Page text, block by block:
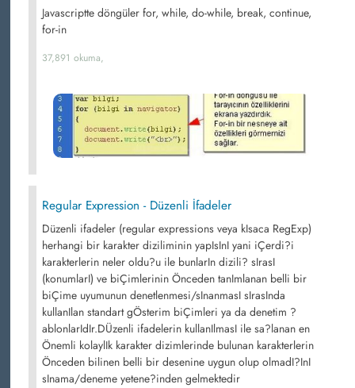
Javascriptte döngüler for, while, do-while, break, continue,
for-in
37,891 okuma,
Regular Expression - Düzenli İfadeler
Düzenli ifadeler (regular expressions veya kIsaca RegExp)
herhangi bir karakter diziliminin yapIsInI yani iÇerdi?i
karakterlerin neler oldu?u ile bunlarIn dizili? sIrasI
(konumlarI) ve biÇimlerinin Önceden tanImlanan belli bir
biÇime uyumunun denetlenmesi/sInanmasI sIrasInda
kullanIlan standart gÖsterim biÇimleri ya da denetim ?
ablonlarIdIr.DÜzenli ifadelerin kullanIlmasI ile sa?lanan en
Önemli kolaylIk karakter dizimlerinde bulunan karakterlerin
Önceden bilinen belli bir desenine uygun olup olmadI?InI
sInama/deneme yetene?inden gelmektedir